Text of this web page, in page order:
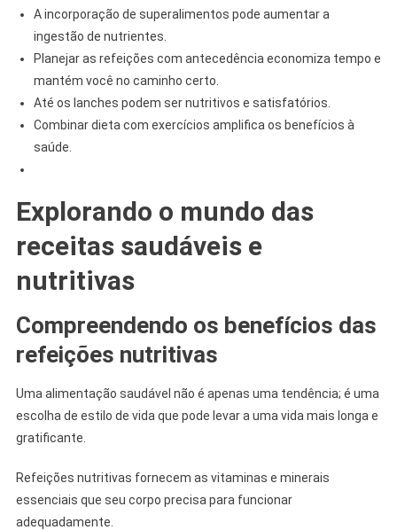
A incorporação de superalimentos pode aumentar a
ingestão de nutrientes.
Planejar as refeições com antecedência economiza tempo e
mantém você no caminho certo.
Até os lanches podem ser nutritivos e satisfatórios.
Combinar dieta com exercícios amplifica os benefícios à
saúde.
Explorando o mundo das
receitas saudáveis ​​e
nutritivas
Compreendendo os benefícios das
refeições nutritivas
Uma alimentação saudável não é apenas uma tendência; é uma
escolha de estilo de vida que pode levar a uma vida mais longa e
gratificante.
Refeições nutritivas fornecem as vitaminas e minerais
essenciais que seu corpo precisa para funcionar
adequadamente.